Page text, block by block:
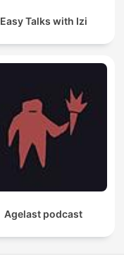
Easy Talks with Izi
Agelast podcast